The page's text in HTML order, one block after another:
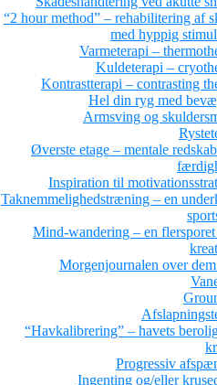
“2 hour method” – rehabilitering af
med hyppig
Varmeterapi –
Kuldeterapi –
Kontrastterapi – contrasting
Hel din ryg med
Armsving og
Øverste etage – mentale
Inspiration til
Taknemmelighedstræning – en
Mind-wandering – en
Morgenjournalen over
“Havkalibrering” – havets
Progressiv
Ingenting og/eller